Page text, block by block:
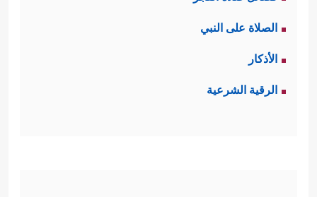
الصلاة على النبي
الأذكار
الرقية الشرعية